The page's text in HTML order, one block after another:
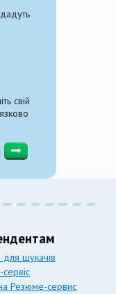
свій
для шукачів
Резюме-сервис